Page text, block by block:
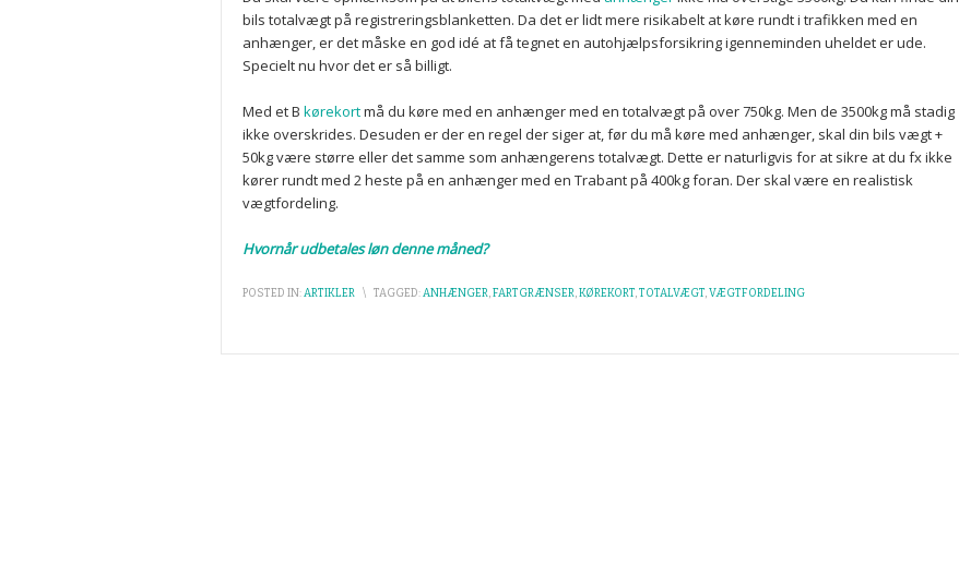
bils totalvægt på registreringsblanketten. Da det er lidt mere risikabelt at køre rundt i trafikken med en
anhænger, er det måske en god idé at få tegnet en autohjælpsforsikring igenneminden uheldet er ude.
Specielt nu hvor det er så billigt.
Med et B kørekortmå du køre med en anhænger med en totalvægt på over 750kg. Men de 3500kg må stadig
ikke overskrides. Desuden er der en regel der siger at, før du må køre med anhænger, skal din bils vægt +
50kg være større eller det samme som anhængerens totalvægt. Dette er naturligvis for at sikre at du fx ikke
kører rundt med 2 heste på en anhænger med en Trabant på 400kg foran. Der skal være en realistisk
vægtfordeling.
Hvornår udbetales løn denne måned?
POSTED IN:ARTIKLER \ TAGGED:ANHÆNGER,FARTGRÆNSER,KØREKORT,TOTALVÆGT,VÆGTFORDELING